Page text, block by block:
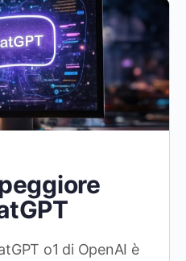
o1 di OpenAI è